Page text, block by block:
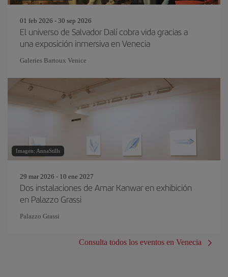
01 feb 2026 - 30 sep 2026
El universo de Salvador Dalí cobra vida gracias a
una exposición inmersiva en Venecia
Galeries Bartoux Venice
Imagen: AnnaStills
29 mar 2026 - 10 ene 2027
Dos instalaciones de Amar Kanwar en exhibición
en Palazzo Grassi
Palazzo Grassi
Consulta todos los eventos en Venecia